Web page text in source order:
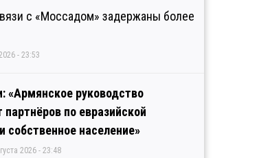
с «Моссадом» задержаны более
- 23:53
«Армянское руководство
по евразийской
собственное население»
2026 - 23:48